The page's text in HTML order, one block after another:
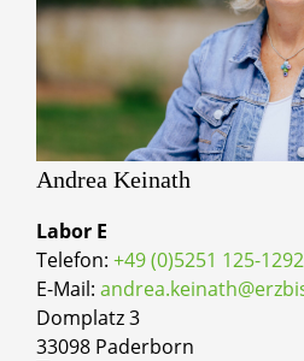
Andrea Keinath
Labor E
Telefon: +49 (0)5251 125-1292
E-Mail:
Domplatz 3
33098 Paderborn